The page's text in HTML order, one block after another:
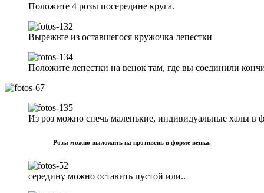
Положите 4 розы посередине круга.
Вырежьте из оставшегося кружочка лепестки
Положите лепестки на венок там, где вы соединили
Из роз можно спечь маленькие, индивидуальные халы в
Розы можно выложить на противень в форме венка.
середину можно оставить пустой или..